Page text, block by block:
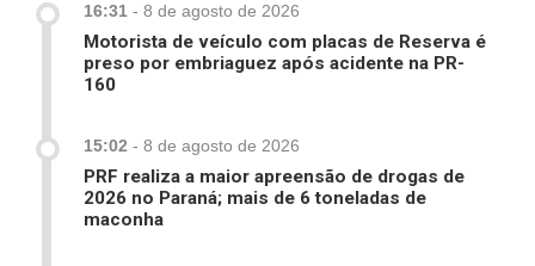
16:31 - 8 de agosto de 2026
Motorista de veículo com placas de Reserva é
preso por embriaguez após acidente na PR-
160
15:02 - 8 de agosto de 2026
PRF realiza a maior apreensão de drogas de
2026 no Paraná; mais de 6 toneladas de
maconha